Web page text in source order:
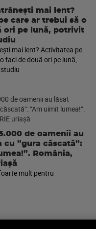
mai lent?
care ar trebui să o
ori pe lună, potrivit
mai lent? Activitatea pe
faci de două ori pe lună,
de oamenii au
cu ”gura căscată”:
România,
mult pentru